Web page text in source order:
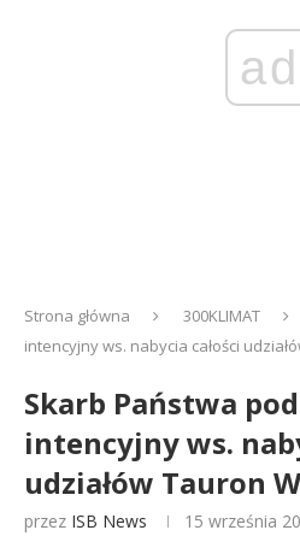
ad
Strona główna 300KLIMAT
intencyjny ws. nabycia całości
Skarb Państwa
intencyjny ws.
udziałów Tauron
przez ISB News 15 września